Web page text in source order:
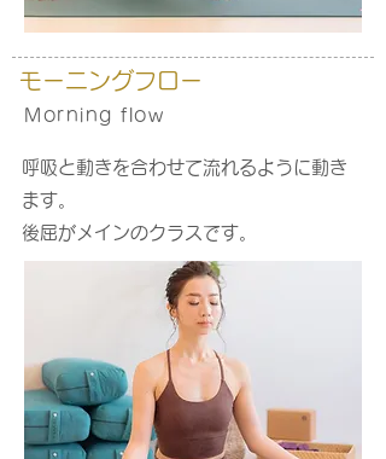
モーニングフロー
Morning flow
呼吸と動きを合わせて流れるように動き
ます。
後屈がメインのクラスです。